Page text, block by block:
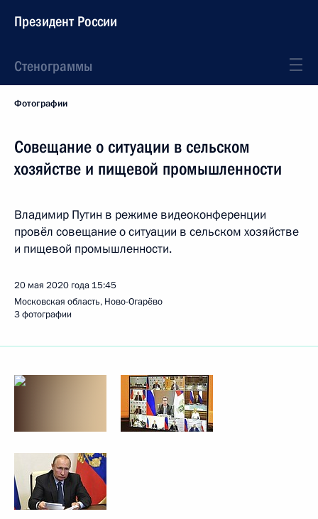
Президент России
Стенограммы
Фотографии
Совещание о ситуации в сельском
хозяйстве и пищевой промышленности
Владимир Путин в режиме видеоконференции
провёл совещание о ситуации в сельском хозяйстве
и пищевой промышленности.
20 мая 2020 года 15:45
Московская область, Ново-Огарёво
3 фотографии